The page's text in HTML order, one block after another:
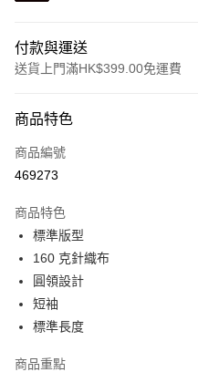
付款與運送
送貨上門滿HK$399.00免運費
信用卡
線上付款
Alipay, PayMe, WeChat Pay,
送貨方式
單筆訂單淨值滿$399可享免運費
每筆HK$30.00，滿HK$399.00
滿$599可享澳門免運費優惠
商品特色
商品編號
469273
商品特色
標準版型
160 克針織布
圓領設計
短袖
標準長度
商品重點